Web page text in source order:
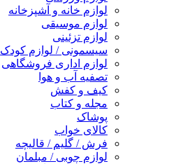
لوازم خانه و آشپزخانه
لوازم موسیقی
لوازم تزئینی
سیسمونی / لوازم کودک
لوازم اداری فروشگاهی
تصفیه آب و هوا
کیف و کفش
مجله و کتاب
پوشاک
کالای خواب
فرش / گلیم / قالیچه
لوازم چوبی / مبلمان